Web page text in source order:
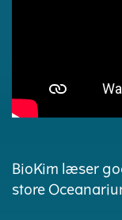
BioKim læser
store